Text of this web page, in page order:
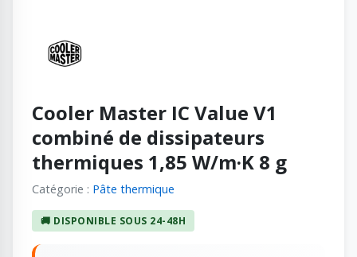
Cooler Master IC Value V1
combiné de dissipateurs
thermiques 1,85 W/m·K 8 g
Catégorie : Pâte thermique
🚚 DISPONIBLE SOUS 24-48H